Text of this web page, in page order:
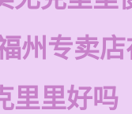
州专卖
里里好吗